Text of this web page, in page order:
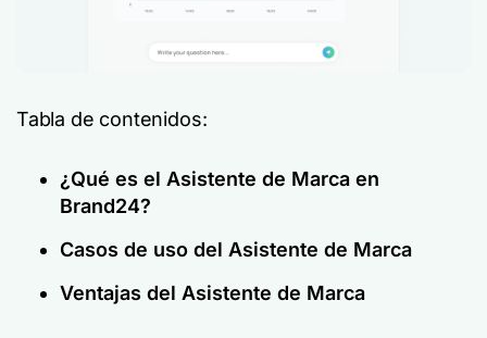
Tabla de contenidos:
¿Qué es el Asistente de Marca en
Brand24?
Casos de uso del Asistente de Marca
Ventajas del Asistente de Marca